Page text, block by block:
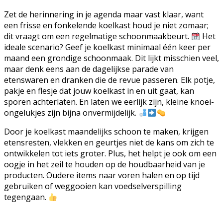
Zet de herinnering in je agenda maar vast klaar, want
een frisse en fonkelende koelkast houd je niet zomaar;
dit vraagt om een regelmatige schoonmaakbeurt.
Het
ideale scenario? Geef je koelkast minimaal één keer per
maand een grondige schoonmaak. Dit lijkt misschien veel,
maar denk eens aan de dagelijkse parade van
etenswaren en dranken die de revue passeren. Elk potje,
pakje en flesje dat jouw koelkast in en uit gaat, kan
sporen achterlaten. En laten we eerlijk zijn, kleine knoei-
ongelukjes zijn bijna onvermijdelijk.
Door je koelkast maandelijks schoon te maken, krijgen
etensresten, vlekken en geurtjes niet de kans om zich te
ontwikkelen tot iets groter. Plus, het helpt je ook om een
oogje in het zeil te houden op de houdbaarheid van je
producten. Oudere items naar voren halen en op tijd
gebruiken of weggooien kan voedselverspilling
tegengaan.